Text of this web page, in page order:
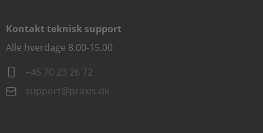
Kontakt teknisk support
Alle hverdage 8.00-15.00
+45 70 23 26 72
support@praxis.dk